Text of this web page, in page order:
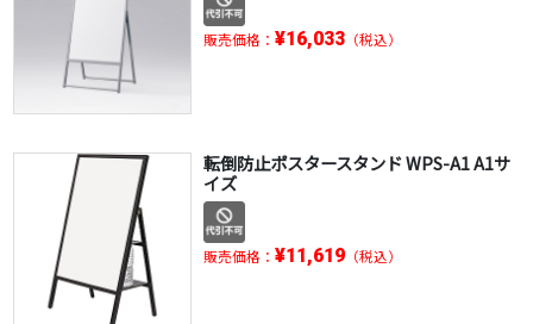
販売価格： ¥16,033（税込）
転倒防止ポスタースタンド WPS-A1 A1サ
イズ
販売価格： ¥11,619（税込）